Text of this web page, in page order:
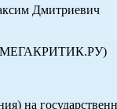
Дмитриевич
на